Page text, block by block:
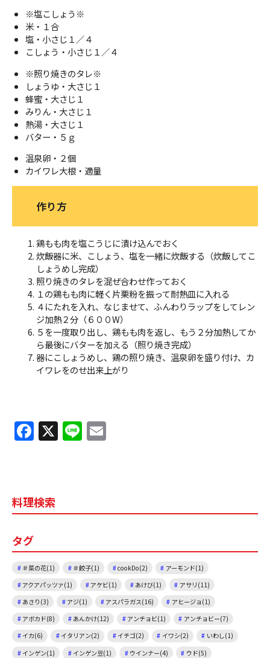
※塩こしょう※
米・１合
塩・小さじ１／４
こしょう・小さじ１／４
※照り焼きのタレ※
しょうゆ・大さじ１
蜂蜜・大さじ１
みりん・大さじ１
熱湯・大さじ１
バター・５ｇ
温泉卵・２個
カイワレ大根・適量
作り方
鶏もも肉を塩こうじに漬け込んでおく
炊飯器に米、こしょう、塩を一緒に炊飯する（炊飯してこ
しょうめし完成）
照り焼きのタレを混ぜ合わせ作っておく
１の鶏もも肉に軽く片栗粉を振って耐熱皿に入れる
４にたれを入れ、なじませて、ふんわりラップをしてレン
ジ加熱２分（６００W）
５を一度取り出し、鶏もも肉を返し、もう２分加熱してか
ら最後にバターを加える（照り焼き完成）
器にこしょうめし、鶏の照り焼き、温泉卵を盛り付け、カ
イワレをのせ出来上がり
F
a
b
o
k
X Li
n
料理検索
タグ
＃菜の花(1) ＃餃子(1) cookDo(2)
アーモンド(1)
アクアパッツァ(1)
アケビ(1) あけび(1)
アサリ(11)
あさり(3)
アジ(1) アスパラガス(16)
アヒージョ(1)
アボカド(8)
あんかけ(12) アンチョビ(1)
アンチョビー(7)
イカ(6)
イタリアン(2) イチゴ(2) イワシ(2)
いわし(1)
インゲン(1)
インゲン豆(1) ウインナー(4)
ウド(5)